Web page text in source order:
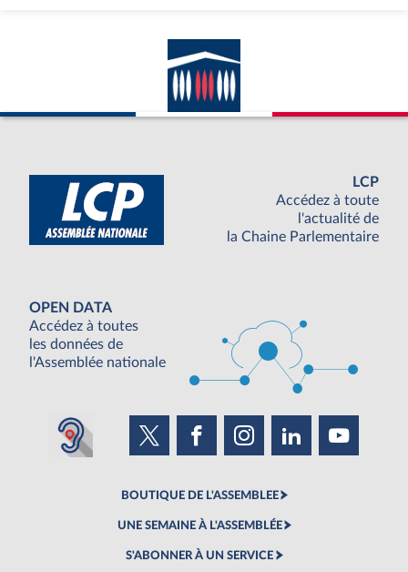
LCP
Accédez à toute
l'actualité de
la Chaine Parlementaire
OPEN DATA
Accédez à toutes
les données de
l'Assemblée nationale
BOUTIQUE DE L'ASSEMBLEE
UNE SEMAINE À L'ASSEMBLÉE
S'ABONNER À UN SERVICE